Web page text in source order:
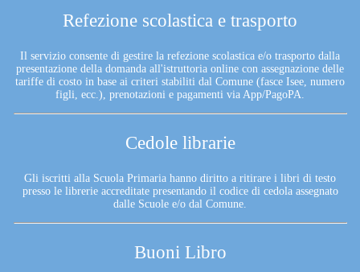
Refezione scolastica e trasporto
Il servizio consente di gestire la refezione scolastica e/o trasporto dalla
presentazione della domanda all'istruttoria online con assegnazione delle
tariffe di costo in base ai criteri stabiliti dal Comune (fasce Isee, numero
figli, ecc.), prenotazioni e pagamenti via App/PagoPA.
Cedole librarie
Gli iscritti alla Scuola Primaria hanno diritto a ritirare i libri di testo
presso le librerie accreditate presentando il codice di cedola assegnato
dalle Scuole e/o dal Comune.
Buoni Libro